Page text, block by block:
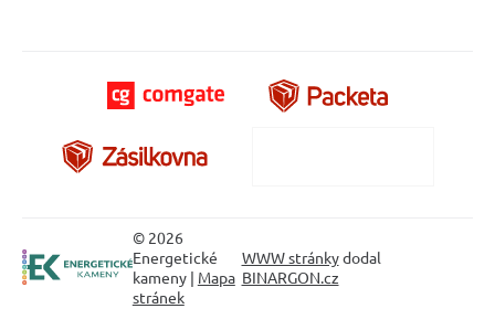
© 2026
Energetické
kameny | Mapa
stránek
WWW stránkydodal
BINARGON.cz